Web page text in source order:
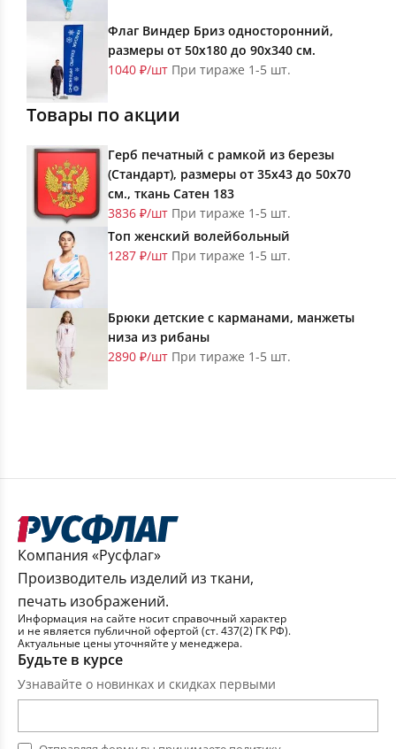
Флаг Виндер Бриз односторонний,
размеры от 50х180 до 90х340 см.
1040 ₽/шт При тираже 1-5 шт.
Товары по акции
Герб печатный с рамкой из березы
(Стандарт), размеры от 35х43 до 50х70
см., ткань Сатен 183
3836 ₽/шт При тираже 1-5 шт.
Топ женский волейбольный
1287 ₽/шт При тираже 1-5 шт.
Брюки детские с карманами, манжеты
низа из рибаны
2890 ₽/шт При тираже 1-5 шт.
Компания «Русфлаг»
Производитель изделий из ткани,
печать изображений.
Информация на сайте носит справочный характер
и не является публичной офертой (ст. 437(2) ГК РФ).
Актуальные цены уточняйте у менеджера.
Будьте в курсе
Узнавайте о новинках и скидках первыми